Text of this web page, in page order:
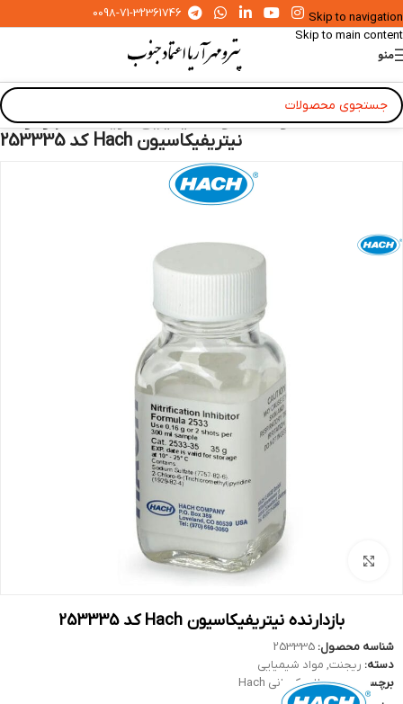
Skip to navigation
Skip to main content
0098-71-32361746
منو
خانه»محصولات»مواد شیمیایی»ریجنت»بازدارنده
نیتریفیکاسیون Hach کد 253335
بزرگنمایی تصویر
بازدارنده نیتریفیکاسیون Hach کد 253335
شناسه محصول: 253335
دسته: ریجنت, مواد شیمیایی
برچسب:
محصولات کمپانی Hach